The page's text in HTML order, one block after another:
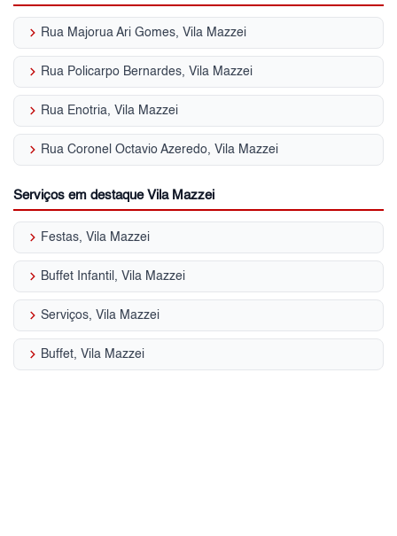
keyboard_arrow_right Rua Majorua Ari Gomes, Vila Mazzei
keyboard_arrow_right Rua Policarpo Bernardes, Vila Mazzei
keyboard_arrow_right Rua Enotria, Vila Mazzei
keyboard_arrow_right Rua Coronel Octavio Azeredo, Vila Mazzei
Serviços em destaque Vila Mazzei
keyboard_arrow_right Festas, Vila Mazzei
keyboard_arrow_right Buffet Infantil, Vila Mazzei
keyboard_arrow_right Serviços, Vila Mazzei
keyboard_arrow_right Buffet, Vila Mazzei